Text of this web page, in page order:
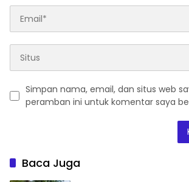
Simpan nama, email, dan situs web
peramban ini untuk komentar saya
Baca Juga